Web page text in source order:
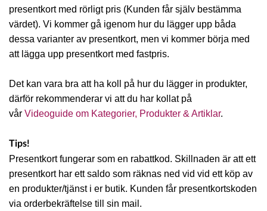
presentkort med rörligt pris (Kunden får själv bestämma
värdet). Vi kommer gå igenom hur du lägger upp båda
dessa varianter av presentkort, men vi kommer börja med
att lägga upp presentkort med fastpris.
Det kan vara bra att ha koll på hur du lägger in produkter,
därför rekommenderar vi att du har kollat på
vår Videoguide om Kategorier, Produkter & Artiklar.
Tips!
Presentkort fungerar som en rabattkod. Skillnaden är att ett
presentkort har ett saldo som räknas ned vid vid ett köp av
en produkter/tjänst i er butik. Kunden får presentkortskoden
via orderbekräftelse till sin mail.